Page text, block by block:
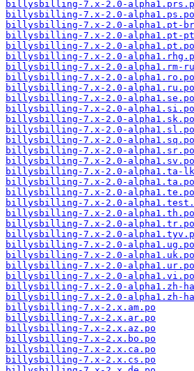
billysbilling-7.x-2.0-
billysbilling-7.x-2.0-alpha1.ps.po
billysbilling-7.x-2.0-alpha1.pt-
billysbilling-7.x-2.0-alpha1.pt-
billysbilling-7.x-2.0-alpha1.pt.po
billysbilling-7.x-2.0-
billysbilling-7.x-2.0-alpha1.rm-
billysbilling-7.x-2.0-alpha1.ro.po
billysbilling-7.x-2.0-alpha1.ru.po
billysbilling-7.x-2.0-alpha1.se.po
billysbilling-7.x-2.0-alpha1.si.po
billysbilling-7.x-2.0-alpha1.sk.po
billysbilling-7.x-2.0-alpha1.sl.po
billysbilling-7.x-2.0-alpha1.sq.po
billysbilling-7.x-2.0-alpha1.sr.po
billysbilling-7.x-2.0-alpha1.sv.po
billysbilling-7.x-2.0-alpha1.ta-
billysbilling-7.x-2.0-alpha1.ta.po
billysbilling-7.x-2.0-alpha1.te.po
billysbilling-7.x-2.0-
billysbilling-7.x-2.0-alpha1.th.po
billysbilling-7.x-2.0-alpha1.tr.po
billysbilling-7.x-2.0-
billysbilling-7.x-2.0-alpha1.ug.po
billysbilling-7.x-2.0-alpha1.uk.po
billysbilling-7.x-2.0-alpha1.ur.po
billysbilling-7.x-2.0-alpha1.vi.po
billysbilling-7.x-2.0-alpha1.zh-
billysbilling-7.x-2.0-alpha1.zh-
billysbilling-7.x-2.x.am.po
billysbilling-7.x-2.x.ar.po
billysbilling-7.x-2.x.az.po
billysbilling-7.x-2.x.bo.po
billysbilling-7.x-2.x.ca.po
billysbilling-7.x-2.x.cs.po